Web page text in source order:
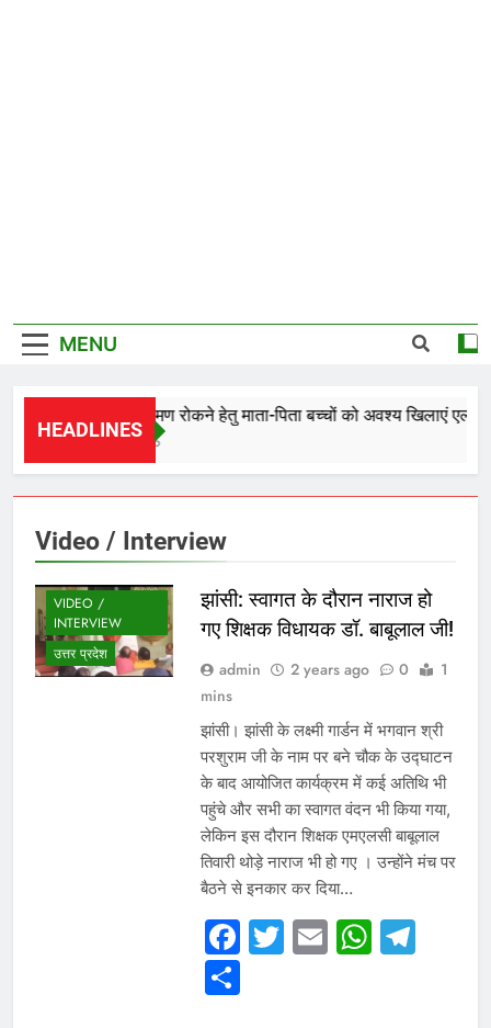
MENU
HEADLINES
कृमि संक्रमण रोकने हेतु माता-पिता बच्चों को अवश्य खिलाएं
1 Hour Ago
Video / Interview
VIDEO /
INTERVIEW
उत्तर प्रदेश
झांसी: स्वागत के दौरान नाराज हो
गए शिक्षक विधायक डॉ. बाबूलाल जी!
admin 2 years ago 0
1
mins
झांसी। झांसी के लक्ष्मी गार्डन में भगवान श्री
परशुराम जी के नाम पर बने चौक के उद्घाटन
के बाद आयोजित कार्यक्रम में कई अतिथि भी
पहुंचे और सभी का स्वागत वंदन भी किया गया,
लेकिन इस दौरान शिक्षक एमएलसी बाबूलाल
तिवारी थोड़े नाराज भी हो गए । उन्होंने मंच पर
बैठने से इनकार कर दिया…
Facebook
Twitter
Email
Share